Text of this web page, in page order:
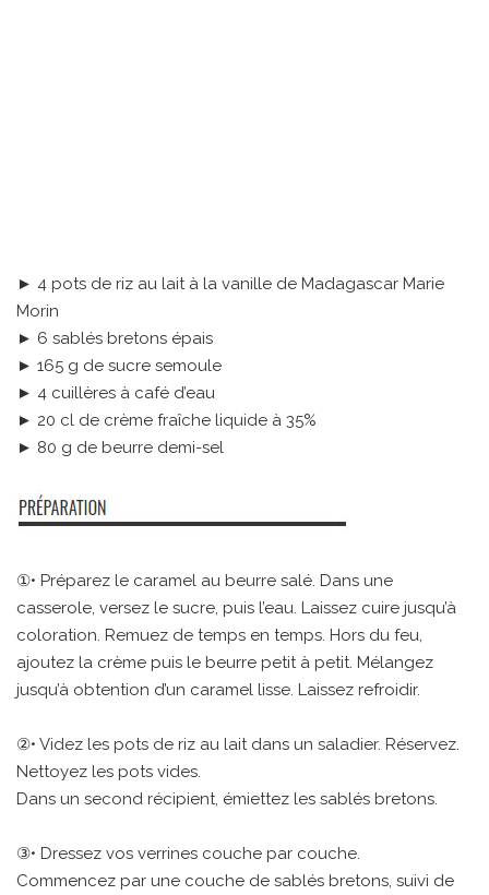
► 4 pots de riz au lait à la vanille de Madagascar Marie
Morin
► 6 sablés bretons épais
► 165 g de sucre semoule
► 4 cuillères à café d’eau
► 20 cl de crème fraîche liquide à 35%
► 80 g de beurre demi-sel
①• Préparez le caramel au beurre salé. Dans une
casserole, versez le sucre, puis l’eau. Laissez cuire jusqu’à
coloration. Remuez de temps en temps. Hors du feu,
ajoutez la crème puis le beurre petit à petit. Mélangez
jusqu’à obtention d’un caramel lisse. Laissez refroidir.
②• Videz les pots de riz au lait dans un saladier. Réservez.
Nettoyez les pots vides.
Dans un second récipient, émiettez les sablés bretons.
③• Dressez vos verrines couche par couche.
Commencez par une couche de sablés bretons, suivi de